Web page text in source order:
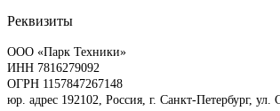
Реквизиты
ООО «Парк Техники»
ИНН 7816279092
ОГРН 1157847267148
юр. адрес 192102, Россия, г. Санкт-Петербург,